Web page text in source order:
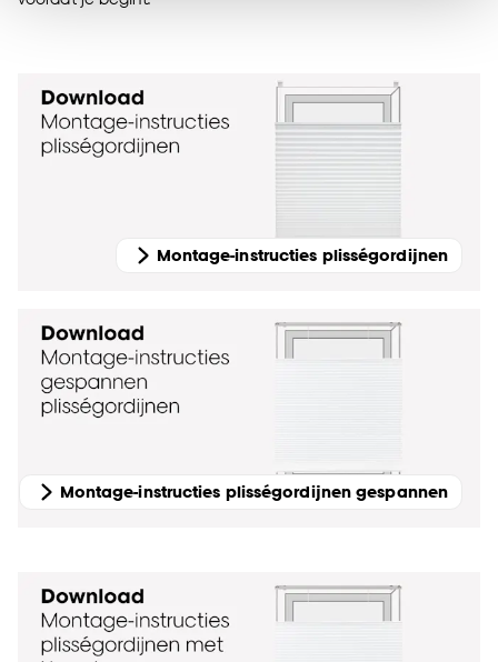
accepteren door op ‘Cookies aanpassen’ te
klikken.
Goed om te weten is dat je deze keuze altijd nog
kan aanpassen, bekijk hiervoor onze
Montage-instructies plisségordijnen
Montage-instructies plisségordijnen gespannen